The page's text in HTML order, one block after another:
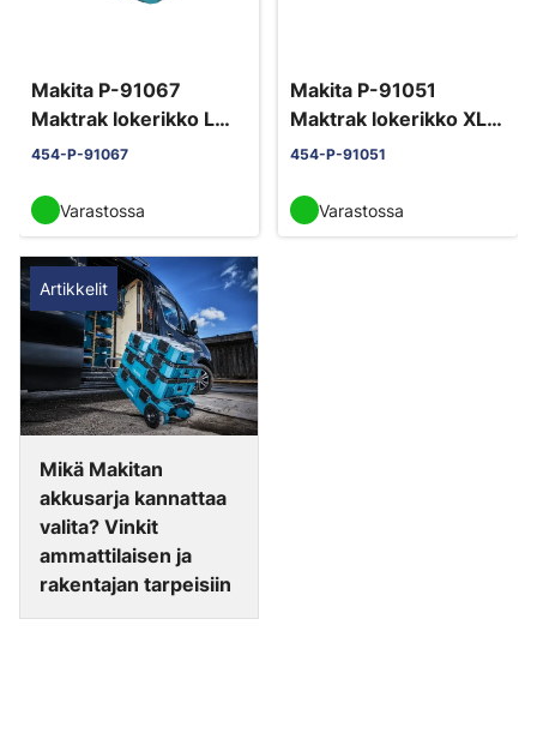
Makita P-91067
Maktrak lokerikko L
välijakajilla.
454-P-91067
Varastossa
Makita P-91051
Maktrak lokerikko XL
matala välijakajilla.
454-P-91051
Varastossa
Artikkelit
Mikä Makitan
akkusarja kannattaa
valita? Vinkit
ammattilaisen ja
rakentajan tarpeisiin